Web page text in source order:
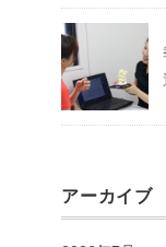
アーカイブ